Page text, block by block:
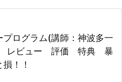
次へ

ログラム(講師：神波多一
レビュー 評価 特典 暴
！！